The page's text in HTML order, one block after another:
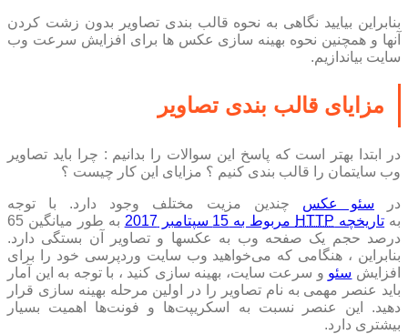
بنابراین بیایید نگاهی به نحوه قالب بندی تصاویر بدون زشت کردن
آنها و همچنین نحوه بهینه سازی عکس ها برای افزایش سرعت وب
سایت بیاندازیم.
مزایای قالب بندی تصاویر
در ابتدا بهتر است که پاسخ این سوالات را بدانیم : چرا باید تصاویر
وب سایتمان را قالب بندی کنیم ؟ مزایای این کار چیست ؟
در سئو عکس چندین مزیت مختلف وجود دارد. با توجه
به تاریخچه HTTP مربوط به 15 سپتامبر 2017
به طور میانگین 65
درصد حجم یک صفحه وب به عکسها و تصاویر آن بستگی دارد.
بنابراین ، هنگامی که می‌خواهید وب سایت وردپرسی خود را برای
افزایش سئو و سرعت سایت، بهینه سازی کنید ، با توجه به این آمار
باید عنصر مهمی به نام تصاویر را در اولین مرحله بهینه سازی قرار
دهید. این عنصر نسبت به اسکریپت‌ها و فونت‌ها اهمیت بسیار
بیشتری دارد.